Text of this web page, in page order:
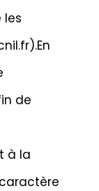
les
de
à la